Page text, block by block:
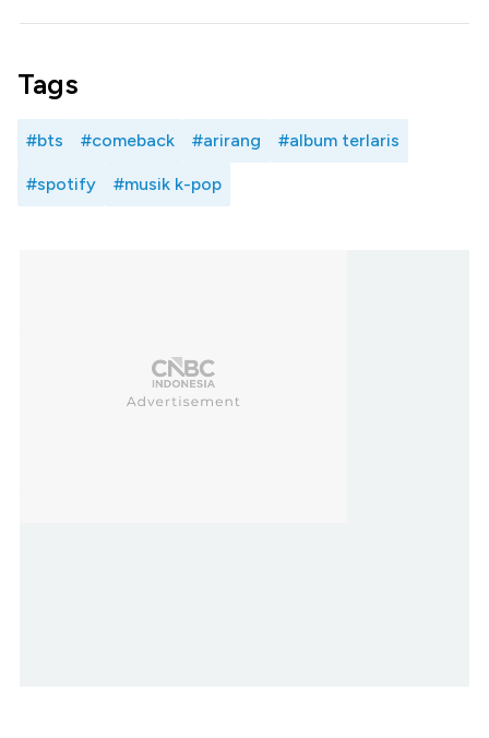
Tags
#bts #comeback #arirang #album terlaris
#spotify #musik k-pop